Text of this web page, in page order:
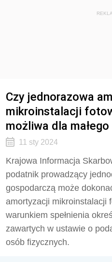
Czy jednorazowa
mikroinstalacji
możliwa dla
11 sty 2024
Krajowa Informacja
podatnik prowadzący
gospodarczą może
amortyzacji mikroinstalacji
warunkiem spełnienia
zawartych w ustawie o
osób fizycznych.